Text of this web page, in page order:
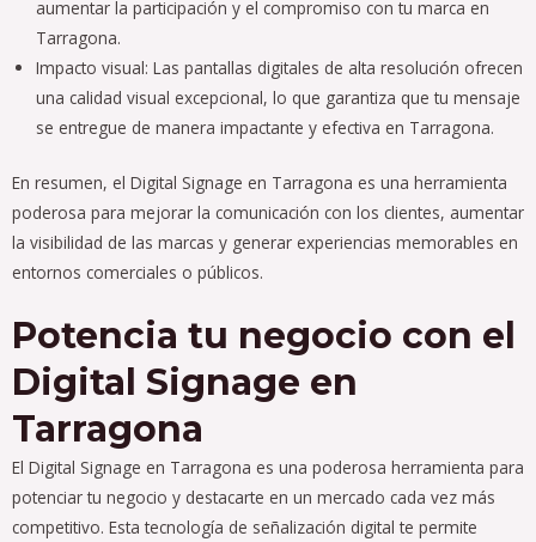
aumentar la participación y el compromiso con tu marca en
Tarragona.
Impacto visual: Las pantallas digitales de alta resolución ofrecen
una calidad visual excepcional, lo que garantiza que tu mensaje
se entregue de manera impactante y efectiva en Tarragona.
En resumen, el Digital Signage en Tarragona es una herramienta
poderosa para mejorar la comunicación con los clientes, aumentar
la visibilidad de las marcas y generar experiencias memorables en
entornos comerciales o públicos.
Potencia tu negocio con el
Digital Signage en
Tarragona
El Digital Signage en Tarragona es una poderosa herramienta para
potenciar tu negocio y destacarte en un mercado cada vez más
competitivo. Esta tecnología de señalización digital te permite